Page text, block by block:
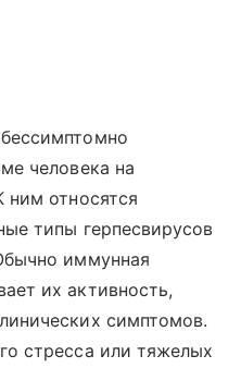
человека на
ним относятся
типы герпесвирусов
иммунная
их активность,
симптомов.
стресса или тяжелых